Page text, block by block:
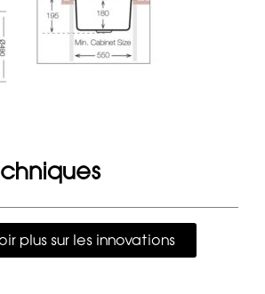
plus sur les innovations